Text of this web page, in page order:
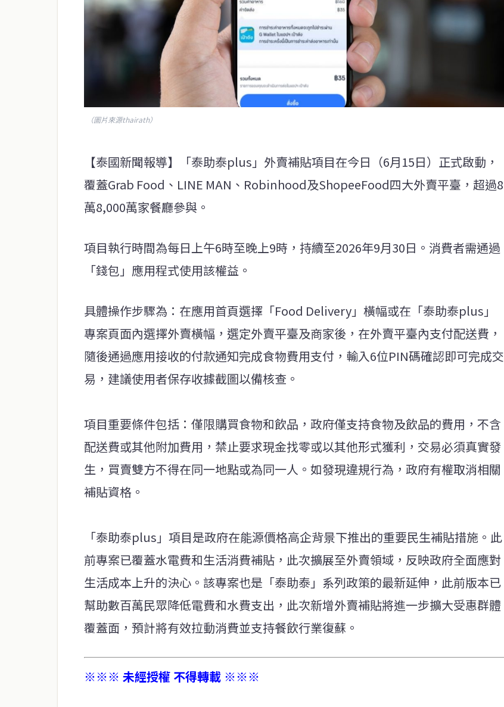
（圖片來源thairath）
【泰國新聞報導】「泰助泰plus」外賣補貼項目在今日（6月15日）正式啟動，
覆蓋Grab Food、LINE MAN、Robinhood及ShopeeFood四大外賣平臺，超過8
萬8,000萬家餐廳參與。
項目執行時間為每日上午6時至晚上9時，持續至2026年9月30日。消費者需通過
「錢包」應用程式使用該權益。
具體操作步驟為：在應用首頁選擇「Food Delivery」橫幅或在「泰助泰plus」
專案頁面內選擇外賣橫幅，選定外賣平臺及商家後，在外賣平臺內支付配送費，
隨後通過應用接收的付款通知完成食物費用支付，輸入6位PIN碼確認即可完成交
易，建議使用者保存收據截圖以備核查。
項目重要條件包括：僅限購買食物和飲品，政府僅支持食物及飲品的費用，不含
配送費或其他附加費用，禁止要求現金找零或以其他形式獲利，交易必須真實發
生，買賣雙方不得在同一地點或為同一人。如發現違規行為，政府有權取消相關
補貼資格。
「泰助泰plus」項目是政府在能源價格高企背景下推出的重要民生補貼措施。此
前專案已覆蓋水電費和生活消費補貼，此次擴展至外賣領域，反映政府全面應對
生活成本上升的決心。該專案也是「泰助泰」系列政策的最新延伸，此前版本已
幫助數百萬民眾降低電費和水費支出，此次新增外賣補貼將進一步擴大受惠群體
覆蓋面，預計將有效拉動消費並支持餐飲行業復蘇。
※※※ 未經授權 不得轉載 ※※※